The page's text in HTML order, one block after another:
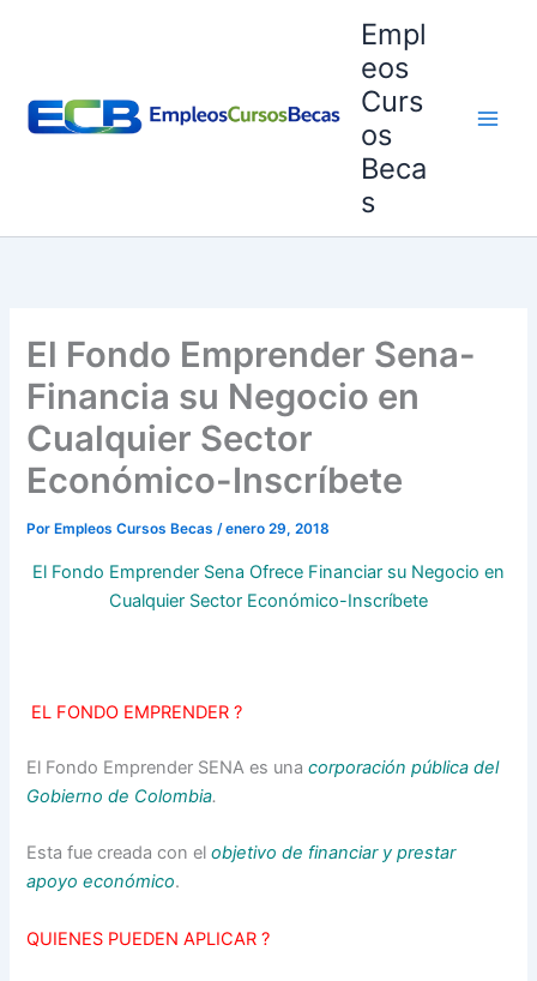
Empl
eos
Curs
os
Beca
s
El Fondo Emprender Sena-
Financia su Negocio en
Cualquier Sector
Económico-Inscríbete
Por Empleos Cursos Becas/enero 29, 2018
El Fondo Emprender Sena Ofrece Financiar su Negocio en
Cualquier Sector Económico-Inscríbete
EL FONDO EMPRENDER ?
El Fondo Emprender SENA es unacorporación pública del
Gobierno de Colombia.
Esta fue creada con elobjetivo de financiar y prestar
apoyo económico.
QUIENES PUEDEN APLICAR ?